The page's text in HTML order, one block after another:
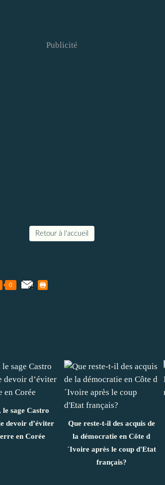
Publicité
Retour à l'accueil
0
le sage Castro
devoir d’éviter
en Corée
Que reste-t-il des acquis de
la démocratie en Côte d
´Ivoire après le coup d'Etat
français?